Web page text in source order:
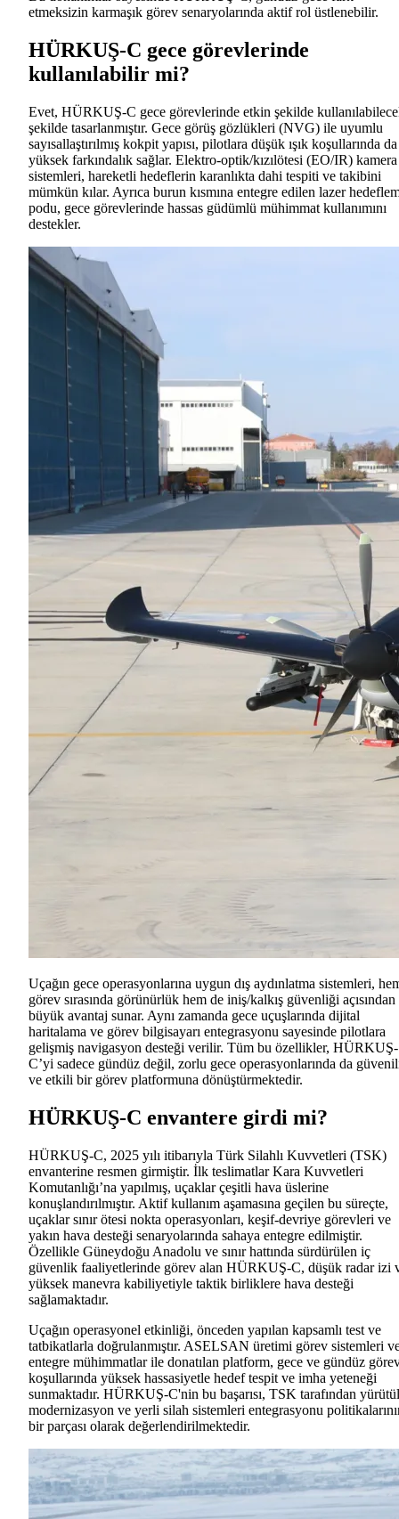
etmeksizin karmaşık görev senaryolarında aktif rol üstlenebilir.
HÜRKUŞ-C gece görevlerinde
kullanılabilir mi?
Evet, HÜRKUŞ-C gece görevlerinde etkin şekilde
şekilde tasarlanmıştır. Gece görüş gözlükleri (NVG) ile uyumlu
sayısallaştırılmış kokpit yapısı, pilotlara düşük ışık koşullarında da
yüksek farkındalık sağlar. Elektro-optik/kızılötesi (EO/IR) kamera
sistemleri, hareketli hedeflerin karanlıkta dahi tespiti ve takibini
mümkün kılar. Ayrıca burun kısmına entegre edilen lazer
podu, gece görevlerinde hassas güdümlü mühimmat kullanımını
destekler.
Uçağın gece operasyonlarına uygun dış aydınlatma sistemleri,
görev sırasında görünürlük hem de iniş/kalkış güvenliği açısından
büyük avantaj sunar. Aynı zamanda gece uçuşlarında dijital
haritalama ve görev bilgisayarı entegrasyonu sayesinde pilotlara
gelişmiş navigasyon desteği verilir. Tüm bu özellikler, HÜRKUŞ-
C’yi sadece gündüz değil, zorlu gece operasyonlarında da
ve etkili bir görev platformuna dönüştürmektedir.
HÜRKUŞ-C envantere girdi mi?
HÜRKUŞ-C, 2025 yılı itibarıyla Türk Silahlı Kuvvetleri (TSK)
envanterine resmen girmiştir. İlk teslimatlar Kara Kuvvetleri
Komutanlığı’na yapılmış, uçaklar çeşitli hava üslerine
konuşlandırılmıştır. Aktif kullanım aşamasına geçilen bu süreçte,
uçaklar sınır ötesi nokta operasyonları, keşif-devriye görevleri ve
yakın hava desteği senaryolarında sahaya entegre edilmiştir.
Özellikle Güneydoğu Anadolu ve sınır hattında sürdürülen iç
güvenlik faaliyetlerinde görev alan HÜRKUŞ-C, düşük radar izi
yüksek manevra kabiliyetiyle taktik birliklere hava desteği
sağlamaktadır.
Uçağın operasyonel etkinliği, önceden yapılan kapsamlı test ve
tatbikatlarla doğrulanmıştır. ASELSAN üretimi görev sistemleri
entegre mühimmatlar ile donatılan platform, gece ve gündüz
koşullarında yüksek hassasiyetle hedef tespit ve imha yeteneği
sunmaktadır. HÜRKUŞ-C'nin bu başarısı, TSK tarafından
modernizasyon ve yerli silah sistemleri entegrasyonu
bir parçası olarak değerlendirilmektedir.